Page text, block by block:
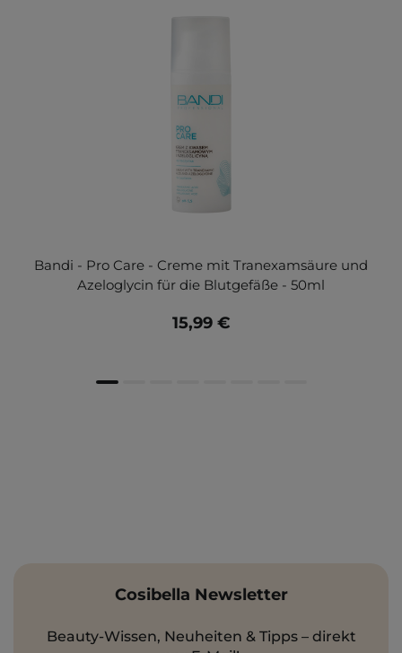
Bandi - Pro Care - Creme mit Tranexamsäure und
Azeloglycin für die Blutgefäße - 50ml
15,99 €
Cosibella Newsletter
Beauty-Wissen, Neuheiten & Tipps – direkt